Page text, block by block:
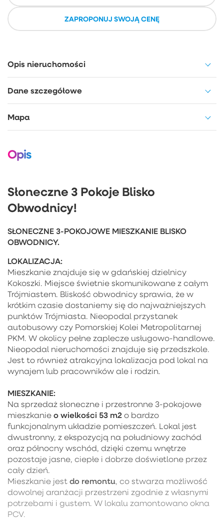
ZAPROPONUJ SWOJĄ CENĘ
Opis nieruchomości
Dane szczegółowe
Mapa
Opis
Słoneczne 3 Pokoje Blisko
Obwodnicy!
SŁONECZNE 3-POKOJOWE MIESZKANIE BLISKO
OBWODNICY.
LOKALIZACJA:
Mieszkanie znajduje się w gdańskiej dzielnicy
Kokoszki. Miejsce świetnie skomunikowane z całym
Trójmiastem. Bliskość obwodnicy sprawia, że w
krótkim czasie dostaniemy się do najważniejszych
punktów Trójmiasta. Nieopodal przystanek
autobusowy czy Pomorskiej Kolei Metropolitarnej
PKM. W okolicy pełne zaplecze usługowo-handlowe.
Nieopodal nieruchomości znajduje się przedszkole.
Jest to również atrakcyjna lokalizacja pod lokal na
wynajem lub pracowników ale i rodzin.
MIESZKANIE:
Na sprzedaż słoneczne i przestronne 3-pokojowe
mieszkanie o wielkości 53 m2 o bardzo
funkcjonalnym układzie pomieszczeń. Lokal jest
dwustronny, z ekspozycją na południowy zachód
oraz północny wschód, dzięki czemu wnętrze
pozostaje jasne, ciepłe i dobrze doświetlone przez
cały dzień.
Mieszkanie jest do remontu, co stwarza możliwość
dowolnej aranżacji przestrzeni zgodnie z własnymi
potrzebami i gustem. W lokalu zamontowano okna
PCV.